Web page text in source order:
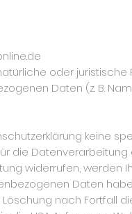
oder
Daten (z. B.
keine
die
widerrufen,
Daten
nach Fortfall